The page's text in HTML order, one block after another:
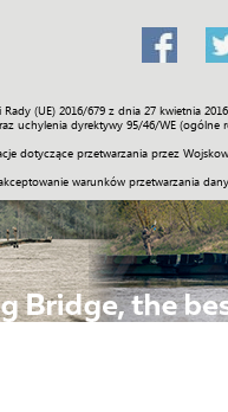
(UE) 2016/679 z dnia 27 kwietnia
uchylenia dyrektywy 95/46/WE (ogólne
dotyczące przetwarzania przez
warunków przetwarzania
Społeczność Sport